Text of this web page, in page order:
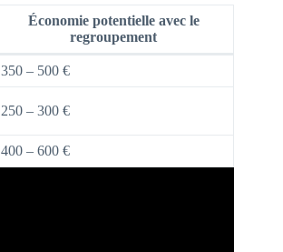
Économie potentielle avec le
regroupement
350 – 500 €
250 – 300 €
400 – 600 €